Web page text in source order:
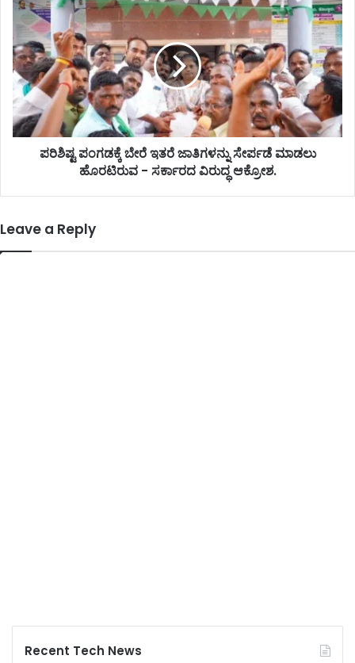
ಪರಿಶಿಷ್ಟ ಪಂಗಡಕ್ಕೆ ಬೇರೆ ಇತರೆ ಜಾತಿಗಳನ್ನು ಸೇರ್ಪಡೆ ಮಾಡಲು
ಹೊರಟಿರುವ - ಸರ್ಕಾರದ ವಿರುದ್ಧ ಆಕ್ರೋಶ.
Leave a Reply
Recent Tech News